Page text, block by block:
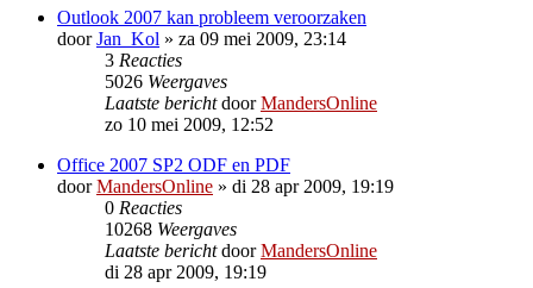
Outlook 2007 kan probleem veroorzaken
doorJan_Kol » za 09 mei 2009, 23:14
3 Reacties
5026 Weergaves
Laatste berichtdoorMandersOnline
zo 10 mei 2009, 12:52
Office 2007 SP2 ODF en PDF
doorMandersOnline » di 28 apr 2009, 19:19
0 Reacties
10268 Weergaves
Laatste berichtdoorMandersOnline
di 28 apr 2009, 19:19